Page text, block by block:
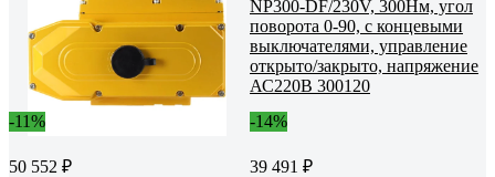
-11%
50 552 ₽
-14%
39 491 ₽